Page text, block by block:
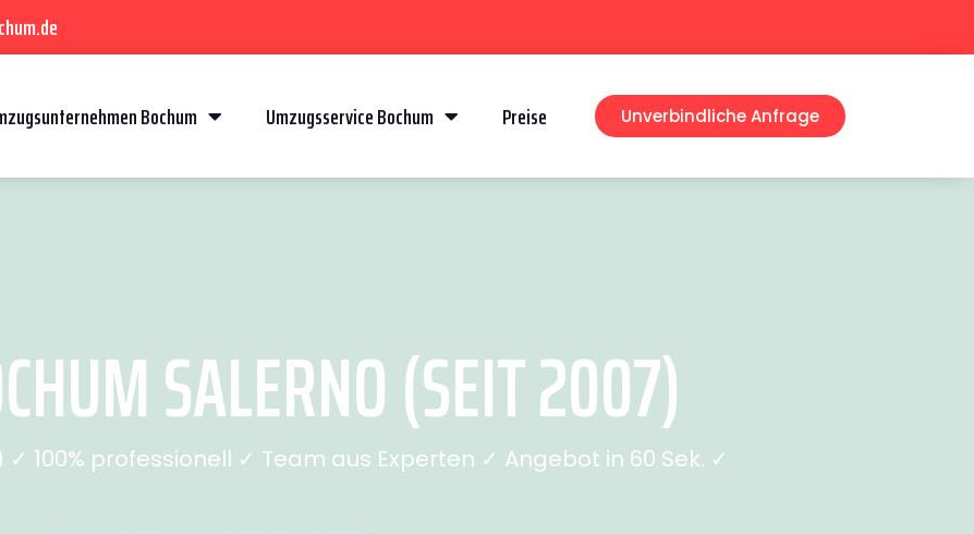
Bochum Umzugsservice Bochum Preise Unverbindliche Anfrage
SALERNO (SEIT 2007)
100% professionell ✓ Team aus Experten ✓ Angebot in 60 Sek. ✓